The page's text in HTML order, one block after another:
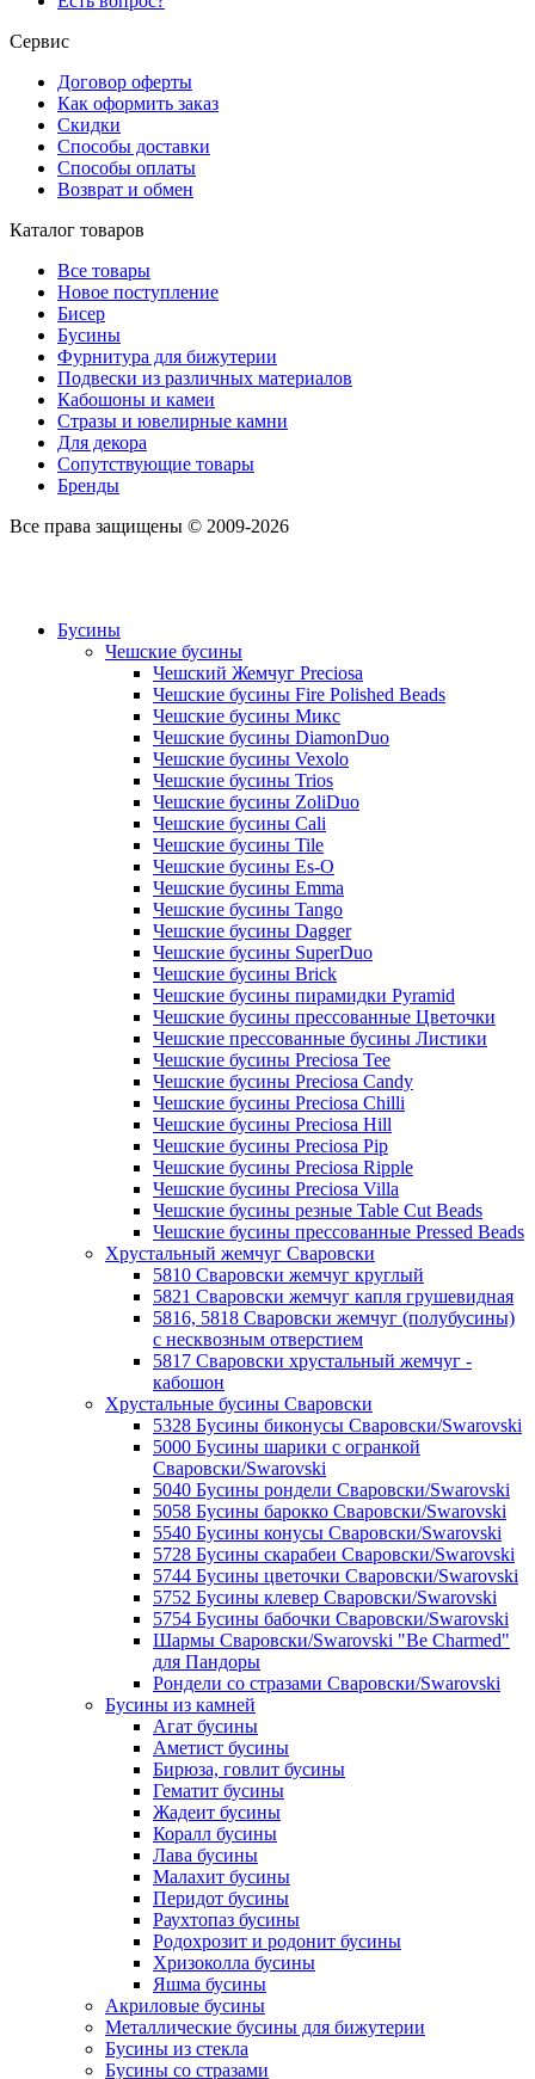
Сервис
Договор оферты
Как оформить заказ
Скидки
Способы доставки
Способы оплаты
Возврат и обмен
Каталог товаров
Все товары
Новое поступление
Бисер
Бусины
Фурнитура для бижутерии
Подвески из различных материалов
Кабошоны и камеи
Стразы и ювелирные камни
Для декора
Сопутствующие товары
Бренды
Все права защищены © 2009-2026
Бусины
Чешские бусины
Чешский Жемчуг Preciosa
Чешские бусины Fire Polished Beads
Чешские бусины Микс
Чешские бусины DiamonDuo
Чешские бусины Vexolo
Чешские бусины Trios
Чешские бусины ZoliDuo
Чешские бусины Cali
Чешские бусины Tile
Чешские бусины Es-O
Чешские бусины Emma
Чешские бусины Tango
Чешские бусины Dagger
Чешские бусины SuperDuo
Чешские бусины Brick
Чешские бусины пирамидки Pyramid
Чешские бусины прессованные Цветочки
Чешские прессованные бусины Листики
Чешские бусины Preciosa Tee
Чешские бусины Preciosa Candy
Чешские бусины Preciosa Chilli
Чешские бусины Preciosa Hill
Чешские бусины Preciosa Pip
Чешские бусины Preciosa Ripple
Чешские бусины Preciosa Villa
Чешские бусины резные Table Cut Beads
Чешские бусины прессованные Pressed Beads
Хрустальный жемчуг Сваровски
5810 Сваровски жемчуг круглый
5821 Сваровски жемчуг капля грушевидная
5816, 5818 Сваровски жемчуг (полубусины)
с несквозным отверстием
5817 Сваровски хрустальный жемчуг -
кабошон
Хрустальные бусины Сваровски
5328 Бусины биконусы Сваровски/Swarovski
5000 Бусины шарики с огранкой
Сваровски/Swarovski
5040 Бусины рондели Сваровски/Swarovski
5058 Бусины барокко Сваровски/Swarovski
5540 Бусины конусы Сваровски/Swarovski
5728 Бусины скарабеи Сваровски/Swarovski
5744 Бусины цветочки Сваровски/Swarovski
5752 Бусины клевер Сваровски/Swarovski
5754 Бусины бабочки Сваровски/Swarovski
Шармы Сваровски/Swarovski "Be Charmed"
для Пандоры
Рондели со стразами Сваровски/Swarovski
Бусины из камней
Агат бусины
Аметист бусины
Бирюза, говлит бусины
Гематит бусины
Жадеит бусины
Коралл бусины
Лава бусины
Малахит бусины
Перидот бусины
Раухтопаз бусины
Родохрозит и родонит бусины
Хризоколла бусины
Яшма бусины
Акриловые бусины
Металлические бусины для бижутерии
Бусины из стекла
Бусины со стразами